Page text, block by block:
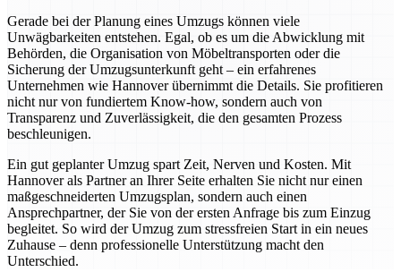
Gerade bei der Planung eines Umzugs können viele
Unwägbarkeiten entstehen. Egal, ob es um die Abwicklung mit
Behörden, die Organisation von Möbeltransporten oder die
Sicherung der Umzugsunterkunft geht – ein erfahrenes
Unternehmen wie Hannover übernimmt die Details. Sie profitieren
nicht nur von fundiertem Know-how, sondern auch von
Transparenz und Zuverlässigkeit, die den gesamten Prozess
beschleunigen.
Ein gut geplanter Umzug spart Zeit, Nerven und Kosten. Mit
Hannover als Partner an Ihrer Seite erhalten Sie nicht nur einen
maßgeschneiderten Umzugsplan, sondern auch einen
Ansprechpartner, der Sie von der ersten Anfrage bis zum Einzug
begleitet. So wird der Umzug zum stressfreien Start in ein neues
Zuhause – denn professionelle Unterstützung macht den
Unterschied.